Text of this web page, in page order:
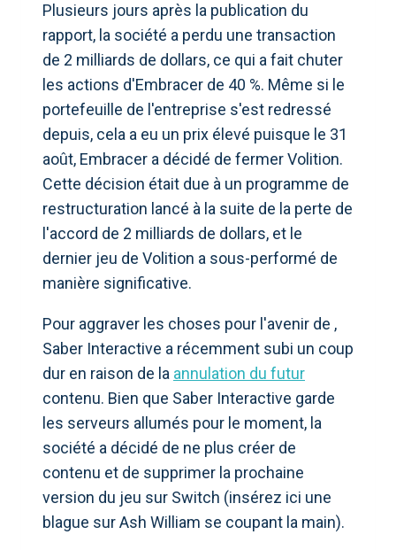
Plusieurs jours après la publication du
rapport, la société a perdu une transaction
de 2 milliards de dollars, ce qui a fait chuter
les actions d'Embracer de 40 %. Même si le
portefeuille de l'entreprise s'est redressé
depuis, cela a eu un prix élevé puisque le 31
août, Embracer a décidé de fermer Volition.
Cette décision était due à un programme de
restructuration lancé à la suite de la perte de
l'accord de 2 milliards de dollars, et le
dernier jeu de Volition a sous-performé de
manière significative.
Pour aggraver les choses pour l'avenir de ,
Saber Interactive a récemment subi un coup
dur en raison de la annulation du futur
contenu. Bien que Saber Interactive garde
les serveurs allumés pour le moment, la
société a décidé de ne plus créer de
contenu et de supprimer la prochaine
version du jeu sur Switch (insérez ici une
blague sur Ash William se coupant la main).